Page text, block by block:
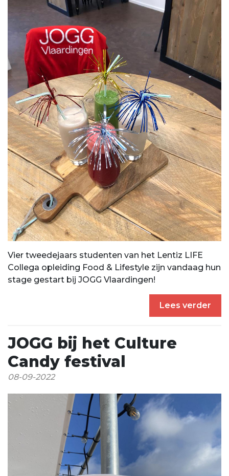
Vier tweedejaars studenten van het Lentiz LIFE
Collega opleiding Food & Lifestyle zijn vandaag hun
stage gestart bij JOGG Vlaardingen!
Lees verder
JOGG bij het Culture
Candy festival
08-09-2022